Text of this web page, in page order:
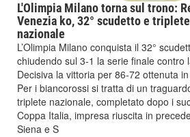
L'Olimpia Milano torna sul trono:
Venezia ko, 32° scudetto e triplete
nazionale
L’Olimpia Milano conquista il 32°
chiudendo sul 3-1 la serie finale contro
Decisiva la vittoria per 86-72 ottenuta
Per i biancorossi si tratta di un
triplete nazionale, completato dopo i
Coppa Italia, impresa riuscita in
Siena e S